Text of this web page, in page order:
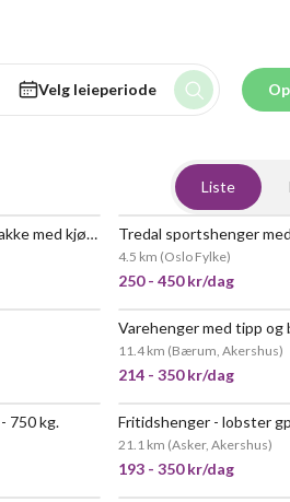
Velg leieperiode
Liste
Mannskapsvogn/arbeidsbrakke med kjøkken Tredal sportshenger
4.5 km (Oslo Fylke)
250 - 450 kr/dag
11.4 km (Bærum, Akershus)
214 - 350 kr/dag
750 kg. Fritidshenger - lobster
21.1 km (Asker, Akershus)
193 - 350 kr/dag